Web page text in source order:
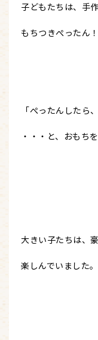
子どもたちは、手
もちつきぺったん！
「ぺったんしたら
・・・と、おもち
大きい子たちは、
楽しんでいました。